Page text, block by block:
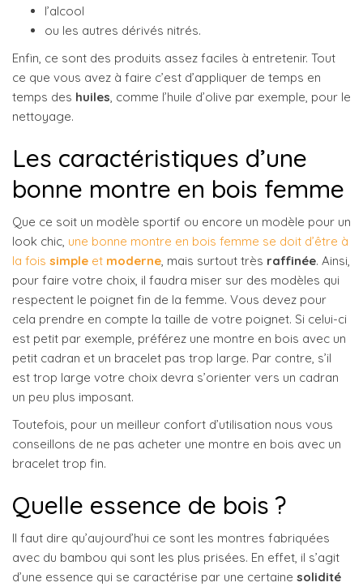
l’alcool
ou les autres dérivés nitrés.
Enfin, ce sont des produits assez faciles à entretenir. Tout
ce que vous avez à faire c’est d’appliquer de temps en
temps des huiles, comme l’huile d’olive par exemple, pour le
nettoyage.
Les caractéristiques d’une
bonne montre en bois femme
Que ce soit un modèle sportif ou encore un modèle pour un
look chic, une bonne montre en bois femme se doit d’être à
la fois simple et moderne, mais surtout très raffinée. Ainsi,
pour faire votre choix, il faudra miser sur des modèles qui
respectent le poignet fin de la femme. Vous devez pour
cela prendre en compte la taille de votre poignet. Si celui-ci
est petit par exemple, préférez une montre en bois avec un
petit cadran et un bracelet pas trop large. Par contre, s’il
est trop large votre choix devra s’orienter vers un cadran
un peu plus imposant.
Toutefois, pour un meilleur confort d’utilisation nous vous
conseillons de ne pas acheter une montre en bois avec un
bracelet trop fin.
Quelle essence de bois ?
Il faut dire qu’aujourd’hui ce sont les montres fabriquées
avec du bambou qui sont les plus prisées. En effet, il s’agit
d’une essence qui se caractérise par une certaine solidité